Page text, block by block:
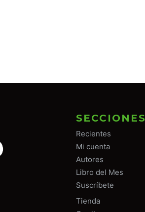
SECCIONES
Recientes
Mi cuenta
Autores
Libro del Mes
Suscríbete
Tienda